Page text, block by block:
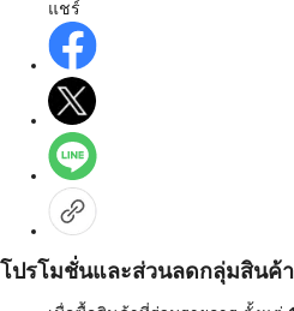
แชร์
โปรโมชั่นและส่วนลดกลุ่มสินค้า